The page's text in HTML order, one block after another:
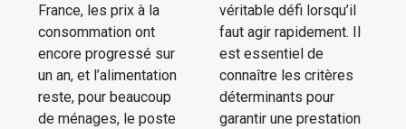
France, les prix à la
consommation ont
encore progressé sur
un an, et l’alimentation
reste, pour beaucoup
de ménages, le poste
véritable défi lorsqu’il
faut agir rapidement. Il
est essentiel de
connaître les critères
déterminants pour
garantir une prestation